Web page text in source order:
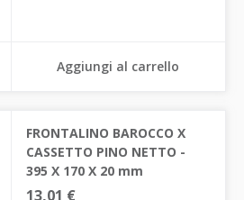
Aggiungi al carrello
FRONTALINO BAROCCO X
CASSETTO PINO NETTO -
395 X 170 X 20 mm
13,01 €